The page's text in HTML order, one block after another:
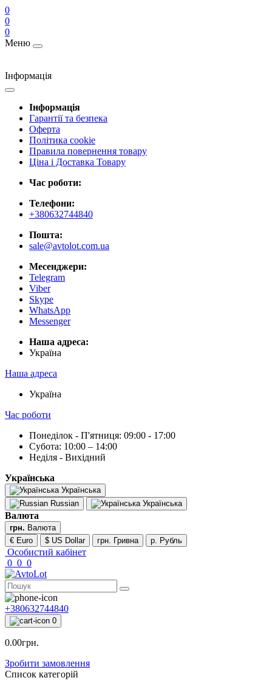
0
0
0
Меню
Інформація
Інформація
Гарантії та безпека
Оферта
Політика cookie
Правила повернення товару
Ціна і Доставка Товару
Час роботи:
Телефони:
+380632744840
Пошта:
sale@avtolot.com.ua
Месенджери:
Telegram
Viber
Skype
WhatsApp
Messenger
Наша адреса:
Українa
Наша адреса
Українa
Час роботи
Понеділок - П'ятниця: 09:00 - 17:00
Субота: 10:00 – 14:00
Неділя - Вихідний
Українська
Українська
Russian
Українська
Валюта
грн. Валюта
€ Euro
$ US Dollar грн. Гривна р. Рубль
Особистий кабінет
0 0 0
+380632744840
0
0.00грн.
Зробити замовлення
Список категорій